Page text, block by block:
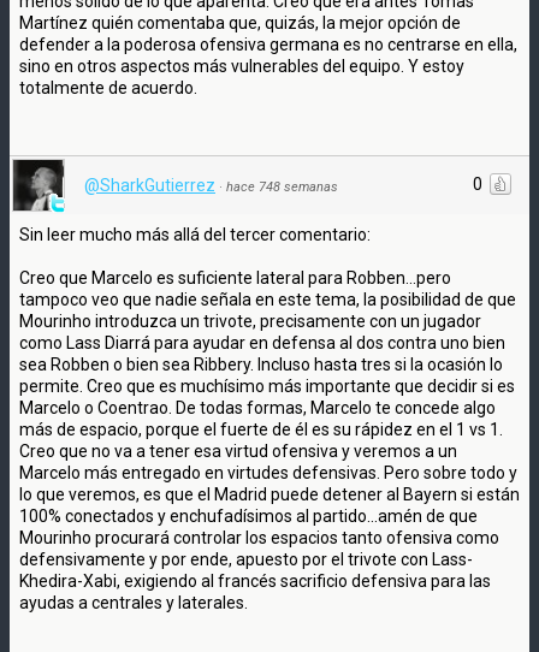
Martínez quién comentaba que, quizás, la mejor opción de
defender a la poderosa ofensiva germana es no centrarse en ella,
sino en otros aspectos más vulnerables del equipo. Y estoy
totalmente de acuerdo.
0
@SharkGutierrez · hace 748 semanas
Sin leer mucho más allá del tercer comentario:
Creo que Marcelo es suficiente lateral para Robben...pero
tampoco veo que nadie señala en este tema, la posibilidad de que
Mourinho introduzca un trivote, precisamente con un jugador
como Lass Diarrá para ayudar en defensa al dos contra uno bien
sea Robben o bien sea Ribbery. Incluso hasta tres si la ocasión lo
permite. Creo que es muchísimo más importante que decidir si es
Marcelo o Coentrao. De todas formas, Marcelo te concede algo
más de espacio, porque el fuerte de él es su rápidez en el 1 vs 1.
Creo que no va a tener esa virtud ofensiva y veremos a un
Marcelo más entregado en virtudes defensivas. Pero sobre todo y
lo que veremos, es que el Madrid puede detener al Bayern si están
100% conectados y enchufadísimos al partido...amén de que
Mourinho procurará controlar los espacios tanto ofensiva como
defensivamente y por ende, apuesto por el trivote con Lass-
Khedira-Xabi, exigiendo al francés sacrificio defensiva para las
ayudas a centrales y laterales.